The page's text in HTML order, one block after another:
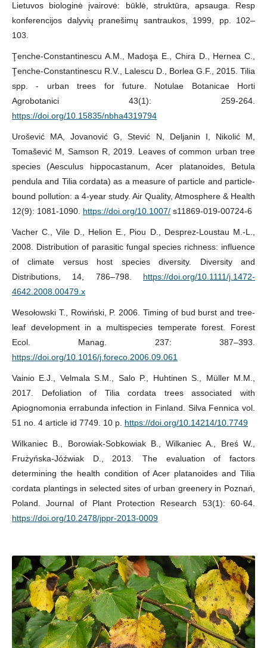
Lietuvos biologinė įvairovė: būklė, struktūra, apsauga. Resp
konferencijos dalyvių pranešimų santraukos, 1999, pp. 102–
103.
Ţenche-Constantinescu A.M., Madoşa E., Chira D., Hernea C.,
Ţenche-Constantinescu R.V., Lalescu D., Borlea G.F., 2015. Tilia
spp. - urban trees for future. Notulae Botanicae Horti
Agrobotanici 43(1): 259-264.
https://doi.org/10.15835/nbha4319794
Urošević MA, Jovanović G, Stević N, Deljanin I, Nikolić M,
Tomašević M, Samson R, 2019. Leaves of common urban tree
species (Aesculus hippocastanum, Acer platanoides, Betula
pendula and Tilia cordata) as a measure of particle and particle-
bound pollution: a 4-year study. Air Quality, Atmosphere & Health
12(9): 1081-1090. https://doi.org/10.1007/ s11869-019-00724-6
Vacher C., Vile D., Helion E., Piou D., Desprez-Loustau M.-L.,
2008. Distribution of parasitic fungal species richness: influence
of climate versus host species diversity. Diversity and
Distributions, 14, 786–798. https://doi.org/10.1111/j.1472-
4642.2008.00479.x
Wesołowski T., Rowiński, P. 2006. Timing of bud burst and tree-
leaf development in a multispecies temperate forest. Forest
Ecol. Manag. 237: 387–393.
https://doi.org/10.1016/j.foreco.2006.09.061
Vainio E.J., Velmala S.M., Salo P., Huhtinen S., Müller M.M.,
2017. Defoliation of Tilia cordata trees associated with
Apiognomonia errabunda infection in Finland. Silva Fennica vol.
51 no. 4 article id 7749. 10 p. https://doi.org/10.14214/10.7749
Wilkaniec B., Borowiak-Sobkowiak B., Wilkaniec A., Breś W.,
Frużyńska-Jóźwiak D., 2013. The evaluation of factors
determining the health condition of Acer platanoides and Tilia
cordata plantings in selected sites of urban greenery in Poznań,
Poland. Journal of Plant Protection Research 53(1): 60-64.
https://doi.org/10.2478/jppr-2013-0009